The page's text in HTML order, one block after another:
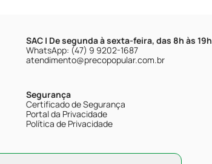
SAC | De segunda à sexta-feira, das 8h às 19h
WhatsApp: (47) 9 9202-1687
atendimento@precopopular.com.br
Segurança
Certificado de Segurança
Portal da Privacidade
Política de Privacidade